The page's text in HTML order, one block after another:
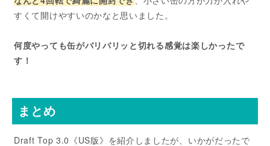
すくて開けやすいのかなと思いました。
何度やっても缶がバリバリッと切れる感覚は楽しかったで
す！
まとめ
Draft Top 3.0《US版》を紹介しましたが、いかがだったで